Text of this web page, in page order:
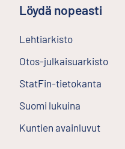
Löydä nopeasti
Lehtiarkisto
Otos-julkaisuarkisto
StatFin-tietokanta
Suomi lukuina
Kuntien avainluvut